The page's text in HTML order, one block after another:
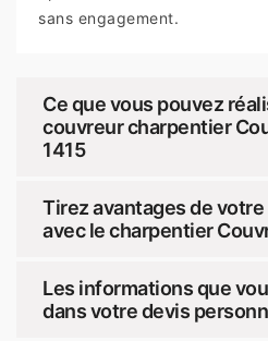
sans engagement.
Ce que vous pouvez
couvreur charpentier
1415
Tirez avantages de
avec le charpentier
Les informations que
dans votre devis